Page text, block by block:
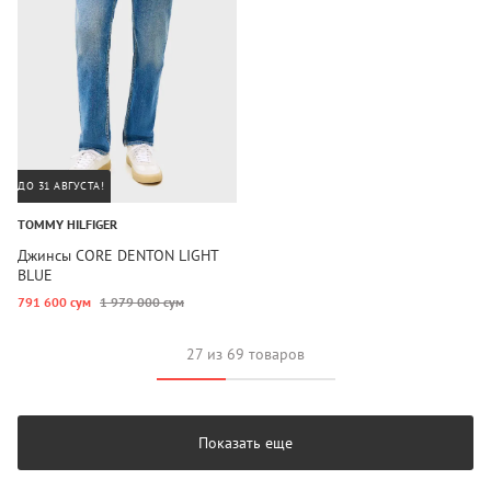
ДО 31 АВГУСТА!
TOMMY HILFIGER
Джинсы CORE DENTON LIGHT
BLUE
791 600 сум 1 979 000 сум
27 из 69 товаров
Показать еще